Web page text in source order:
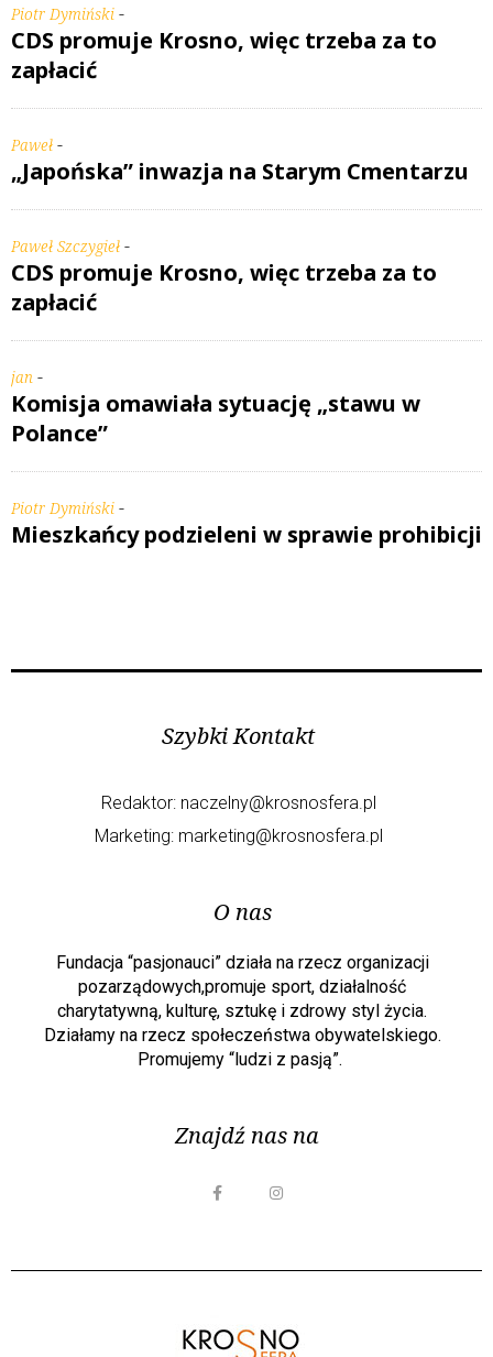
Piotr Dymiński -
CDS promuje Krosno, więc trzeba za to
zapłacić
Paweł -
„Japońska” inwazja na Starym Cmentarzu
Paweł Szczygieł -
CDS promuje Krosno, więc trzeba za to
zapłacić
jan -
Komisja omawiała sytuację „stawu w
Polance”
Piotr Dymiński -
Mieszkańcy podzieleni w sprawie prohibicji
Szybki Kontakt
Redaktor: naczelny@krosnosfera.pl
Marketing: marketing@krosnosfera.pl
O nas
Fundacja “pasjonauci” działa na rzecz organizacji
pozarządowych,promuje sport, działalność
charytatywną, kulturę, sztukę i zdrowy styl życia.
Działamy na rzecz społeczeństwa obywatelskiego.
Promujemy “ludzi z pasją”.
Znajdź nas na